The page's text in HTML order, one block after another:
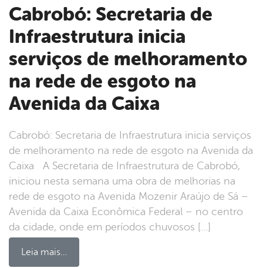
Cabrobó: Secretaria de
Infraestrutura inicia
serviços de melhoramento
na rede de esgoto na
Avenida da Caixa
Cabrobó: Secretaria de Infraestrutura inicia serviços
de melhoramento na rede de esgoto na Avenida da
Caixa A Secretaria de Infraestrutura de Cabrobó,
iniciou nesta semana uma obra de melhorias na
rede de esgoto na Avenida Mozenir Araújo de Sá –
Avenida da Caixa Econômica Federal – no centro
da cidade, onde em períodos chuvosos […]
Leia mais…